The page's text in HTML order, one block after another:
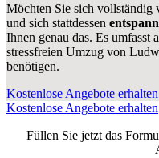
Möchten Sie sich vollständig
und sich stattdessen
Ihnen genau das. Es umfasst
stressfreien Umzug von
benötigen.
Kostenlose Angebote erhalten
Kostenlose Angebote erhalten
Füllen Sie jetzt das